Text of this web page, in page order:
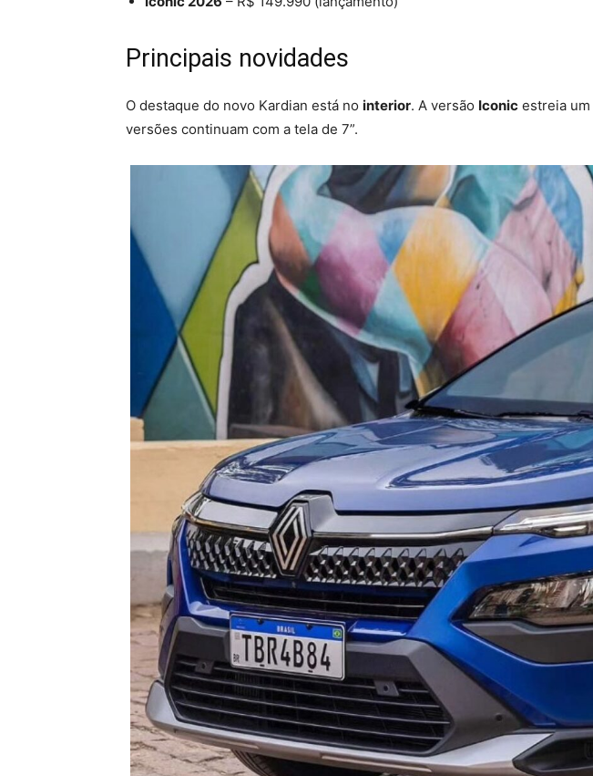
Principais novidades
O destaque do novo Kardian está no interior. A versão Iconic estreia um
versões continuam com a tela de 7”.